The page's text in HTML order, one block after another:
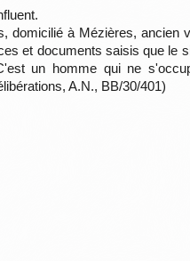
domicilié à Mézières, ancien
et documents saisis que le
un homme qui ne
A.N., BB/30/401)